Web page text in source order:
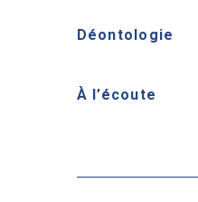
Déontologie
À l’écoute